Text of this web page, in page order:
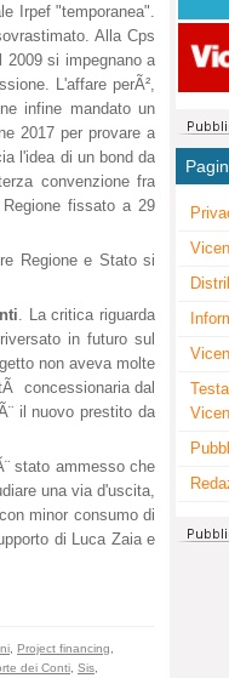
Irpef "temporanea".
Alla Cps
2009 si impegnano a
L'affare perÃ²,
infine mandato un
2017 per provare a
l'idea di un bond da
convenzione fra
fissato a 29
Regione e Stato si
. La critica riguarda
in futuro sul
non aveva molte
concessionaria dal
il nuovo prestito da
stato ammesso che
una via d'uscita,
minor consumo di
di Luca Zaia e
Project financing
dei Conti Sis